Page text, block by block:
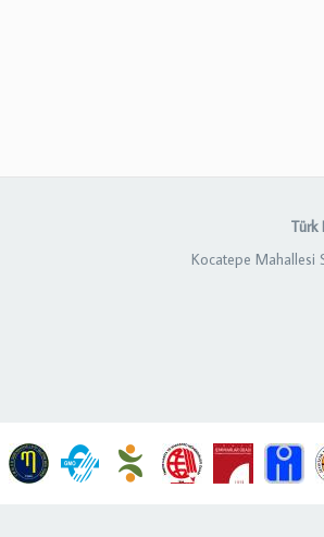
Türk
Kocatepe Mahallesi